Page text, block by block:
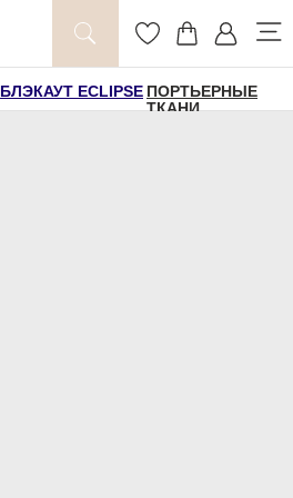
БЛЭКАУТ ECLIPSE ПОРТЬЕРНЫЕ
ТКАНИ